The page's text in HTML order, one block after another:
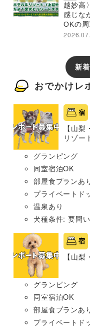
越妙高
感じな
OKの
新
おでかけレ
宿
【山
リゾー
グランピング
同室宿泊OK
部屋食プランあ
プライベートド
温泉あり
犬種条件: 要問
宿
【山
グランピング
同室宿泊OK
部屋食プランあ
プライベートド